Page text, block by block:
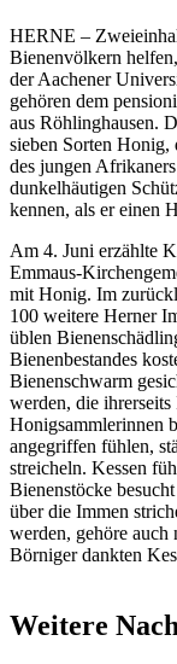
HERNE –
Bienenvölkern
der Aachener
gehören dem
aus Röhlinghausen.
sieben Sorten Honig,
des jungen
dunkelhäutigen
kennen, als er einen
Am 4. Juni erzählte
Emmaus-
mit Honig. Im
100 weitere Herner
üblen
Bienenbestandes
Bienenschwarm
werden, die
Honigsammlerinnen
angegriffen fühlen,
streicheln. Kessen
Bienenstöcke
über die Immen
werden, gehöre
Börniger dankten
Weitere